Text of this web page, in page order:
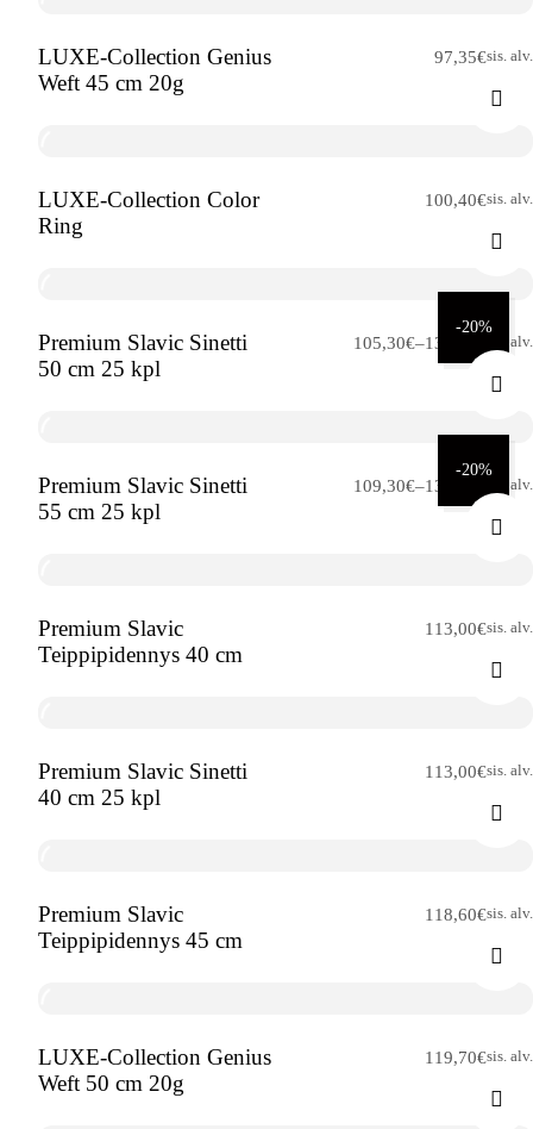
LUXE-Collection Genius
Weft 45 cm 20g
97,35€sis. alv.
LUXE-Collection Color
Ring
100,40€sis. alv.
-20%
Premium Slavic Sinetti
50 cm 25 kpl
105,30€–131,60
Hintaluokka:
sis. alv.
-20%
Premium Slavic Sinetti
55 cm 25 kpl
109,30€–136,60
Hintaluokka:
sis. alv.
Premium Slavic
Teippipidennys 40 cm
113,00€sis. alv.
Premium Slavic Sinetti
40 cm 25 kpl
113,00€sis. alv.
Premium Slavic
Teippipidennys 45 cm
118,60€sis. alv.
LUXE-Collection Genius
Weft 50 cm 20g
119,70€sis. alv.